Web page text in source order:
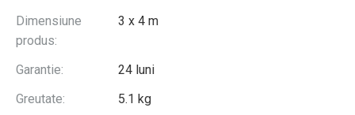
Dimensiune
produs:
3 x 4 m
Garantie:
24 luni
Greutate:
5.1 kg